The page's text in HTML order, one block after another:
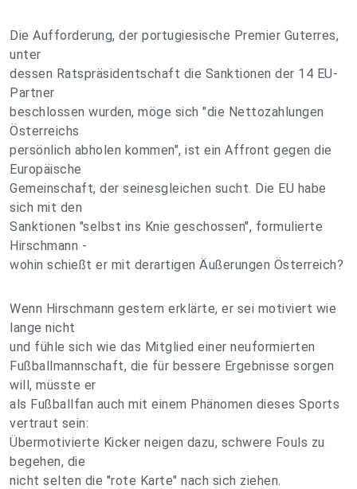
Die Aufforderung, der portugiesische Premier Guterres,
unter
dessen Ratspräsidentschaft die Sanktionen der 14 EU-
Partner
beschlossen wurden, möge sich "die Nettozahlungen
Österreichs
persönlich abholen kommen", ist ein Affront gegen die
Europäische
Gemeinschaft, der seinesgleichen sucht. Die EU habe
sich mit den
Sanktionen "selbst ins Knie geschossen", formulierte
Hirschmann -
wohin schießt er mit derartigen Äußerungen Österreich?
Wenn Hirschmann gestern erklärte, er sei motiviert wie
lange nicht
und fühle sich wie das Mitglied einer neuformierten
Fußballmannschaft, die für bessere Ergebnisse sorgen
will, müsste er
als Fußballfan auch mit einem Phänomen dieses Sports
vertraut sein:
Übermotivierte Kicker neigen dazu, schwere Fouls zu
begehen, die
nicht selten die "rote Karte" nach sich ziehen.